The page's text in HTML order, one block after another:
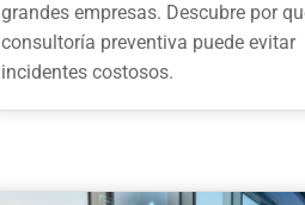
grandes empresas. Descubre por
consultoría preventiva puede evitar
incidentes costosos.